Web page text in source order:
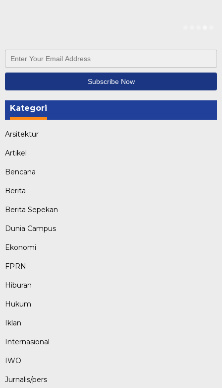
Kategori
Arsitektur
Artikel
Bencana
Berita
Berita Sepekan
Dunia Campus
Ekonomi
FPRN
Hiburan
Hukum
Iklan
Internasional
IWO
Jurnalis/pers